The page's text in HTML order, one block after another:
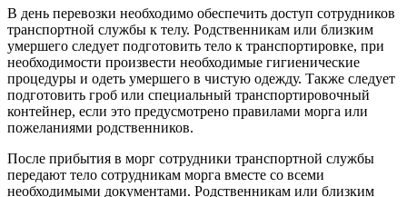
В день перевозки необходимо обеспечить доступ сотрудников
транспортной службы к телу. Родственникам или близким
умершего следует подготовить тело к транспортировке, при
необходимости произвести необходимые гигиенические
процедуры и одеть умершего в чистую одежду. Также следует
подготовить гроб или специальный транспортировочный
контейнер, если это предусмотрено правилами морга или
пожеланиями родственников.
После прибытия в морг сотрудники транспортной службы
передают тело сотрудникам морга вместе со всеми
необходимыми документами. Родственникам или близким